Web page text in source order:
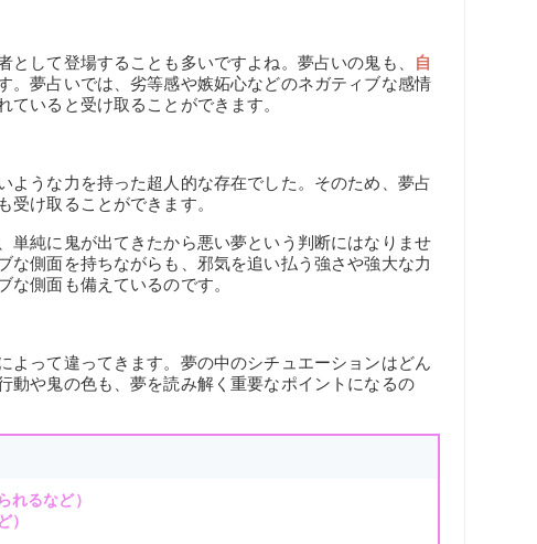
して登場することも多いですよね。夢占いの鬼も、
自
。夢占いでは、劣等感や嫉妬心などのネガティブな感情
いると受け取ることができます。
ような力を持った超人的な存在でした。そのため、夢占
受け取ることができます。
単純に鬼が出てきたから悪い夢という判断にはなりませ
な側面を持ちながらも、邪気を追い払う強さや強大な力
な側面も備えているのです。
よって違ってきます。夢の中のシチュエーションはどん
動や鬼の色も、夢を読み解く重要なポイントになるの
れるなど）
）